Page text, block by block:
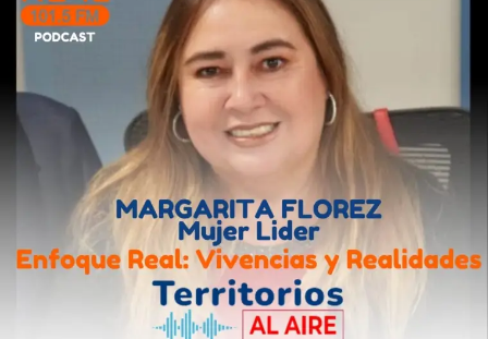
Streaming
En Vivo
Descarga La APP
Programas
Noticias
Equipo
Sobre Nosotros
Contactos